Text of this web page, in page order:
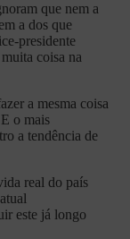
que nem a
a dos que
presidente
coisa na
a mesma coisa
o mais
a tendência de
real do país
este já longo